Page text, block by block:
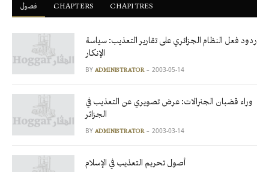
فصول ْCHAPTERS CHAPITRES
ردود فعل النظام الجزائري على تقارير التعذيب: سياسة
الإنكار
BY ADMINISTRATOR 2003-05-14
وراء قضبان الجنرالات: عرض تصويري عن التعذيب في
الجزائر
BY ADMINISTRATOR 2003-03-14
أصول تحريم التعذيب في الإسلام